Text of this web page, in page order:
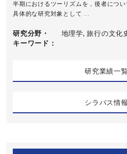
半期におけるツーリズムを，後者につ
具体的な研究対象として ...
研究分野・
キーワード
地理学, 旅行の文化
研究業績一
シラバス情報